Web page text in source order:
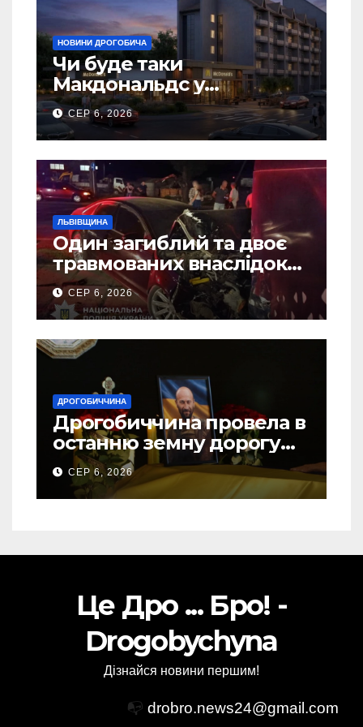
НОВИНИ ДРОГОБИЧА
Чи буде таки
Макдональдс у
Дрогобичі? (Фото)
СЕР 6, 2026
ЛЬВІВЩИНА
Один загиблий та двоє
травмованих внаслідок
ДТП на Самбірщині
СЕР 6, 2026
ДРОГОБИЧЧИНА
Дрогобиччина провела в
останню земну дорогу
свого Захисника – Олега
Торського
СЕР 6, 2026
Це Дро ... Бро! -
Drogobychyna
Дізнайся новини першим!
📭 drobro.news24@gmail.com